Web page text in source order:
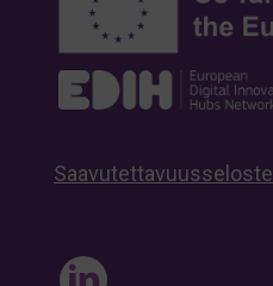
Saavutettavuusseloste